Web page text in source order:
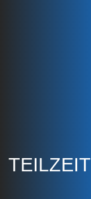
TEILZEIT